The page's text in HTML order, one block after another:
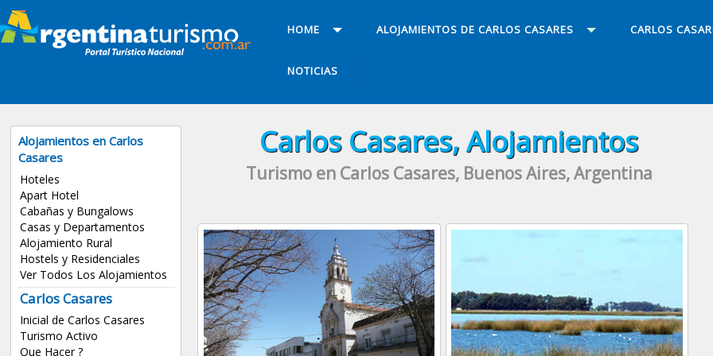
HOME ALOJAMIENTOS DE CARLOS CASARES CARLOS
NOTICIAS
Alojamientos en Carlos
Casares
Hoteles
Apart Hotel
Cabañas y Bungalows
Casas y Departamentos
Alojamiento Rural
Hostels y Residenciales
Ver Todos Los Alojamientos
Carlos Casares
Inicial de Carlos Casares
Turismo Activo
Que Hacer ?
Carlos Casares, Alojamientos
Turismo en Carlos Casares, Buenos Aires, Argentina